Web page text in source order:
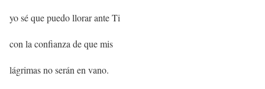
yo sé que puedo llorar ante Ti
con la confianza de que mis
lágrimas no serán en vano.